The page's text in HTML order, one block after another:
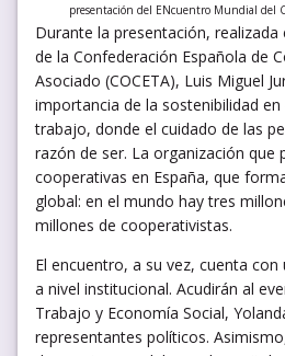
presentación del ENcuentro Mundial del
Durante la presentación,
de la Confederación Española de
Asociado (COCETA), Luis Miguel
importancia de la sostenibilidad
trabajo, donde el cuidado de las
razón de ser. La organización que
cooperativas en España, que
global: en el mundo hay tres
millones de cooperativistas.
El encuentro, a su vez, cuenta
a nivel institucional. Acudirán al
Trabajo y Economía Social,
representantes políticos.